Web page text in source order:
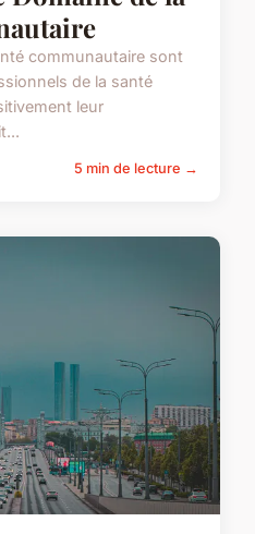
communautaire sont
de la santé
leur
5 min de lecture →